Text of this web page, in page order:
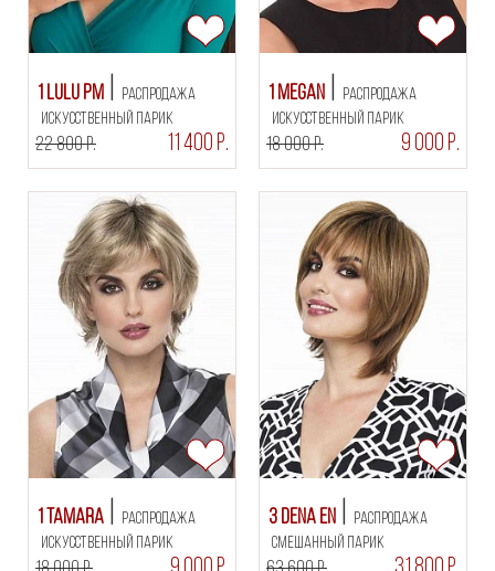
1 Lulu PM
искусственный парик
РАСПРОДАЖА
22 800 Р. 11 400 Р.
1 Megan
искусственный парик
РАСПРОДАЖА
18 000 Р. 9 000 Р.
1 Tamara
искусственный парик
РАСПРОДАЖА 3 Dena EN
смешанный парик
РАСПРОДАЖА